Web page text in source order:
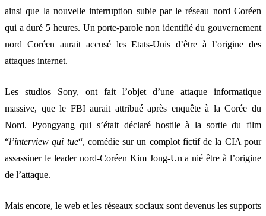
ainsi que la nouvelle interruption subie par le réseau nord Coréen
qui a duré 5 heures. Un porte-parole non identifié du gouvernement
nord Coréen aurait accusé les Etats-Unis d’être à l’origine des
attaques internet.
Les studios Sony, ont fait l’objet d’une attaque informatique
massive, que le FBI aurait attribué après enquête à la Corée du
Nord. Pyongyang qui s’était déclaré hostile à la sortie du film
“l’interview qui tue“, comédie sur un complot fictif de la CIA pour
assassiner le leader nord-Coréen Kim Jong-Un a nié être à l’origine
de l’attaque.
Mais encore, le web et les réseaux sociaux sont devenus les supports